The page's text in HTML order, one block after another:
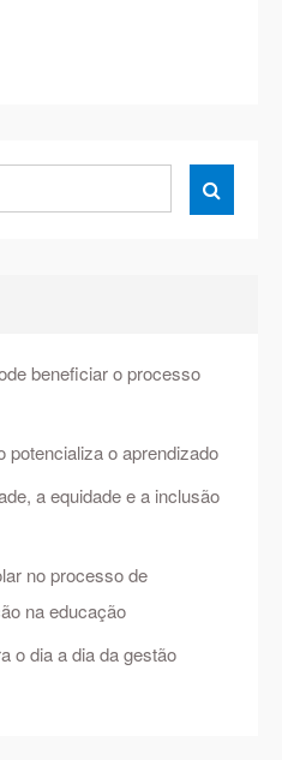

beneficiar o processo
potencializa o aprendizado
a equidade e a inclusão
no processo de
na educação
o dia a dia da gestão